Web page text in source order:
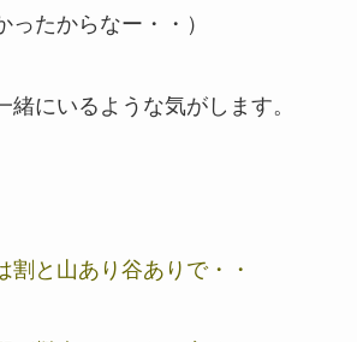
ったからなー・・）
緒にいるような気がします。
割と山あり谷ありで・・